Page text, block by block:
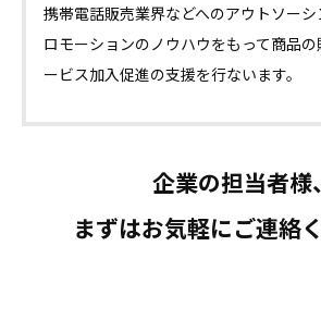
携帯電話販売業界などへのアウトソー
ロモーションのノウハウをもって商品
ービス加入促進の支援を行ないます。
企業の担当者様、
まずはお気軽にご連絡